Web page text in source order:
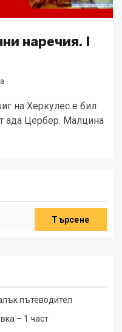
наречия. I
на Херкулес е бил
ада Цербер. Малцина
Търсене
пътеводител
– 1 част